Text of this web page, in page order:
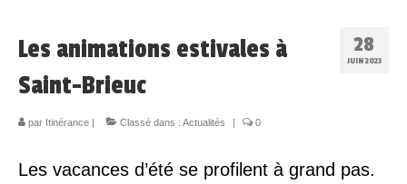
Centres Sociaux
Service Insertion
Médiation Santé
Espace Bénévoles
28
JUIN 2023
Les animations estivales à
Saint-Brieuc
par Itinérance | Classé dans : Actualités | 0
Les vacances d’été se profilent à grand pas.